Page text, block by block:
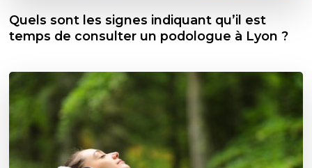
Quels sont les signes indiquant qu’il est
temps de consulter un podologue à Lyon ?